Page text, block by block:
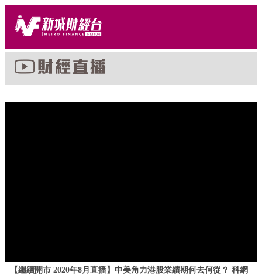
【繼續開市 2020年8月直播】中美角力港股業績期何去何從？ 科網